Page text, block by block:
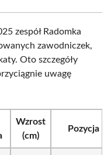
zespół Radomka
zawodniczek,
Oto szczegóły
uwagę
Wzrost
(cm)
Pozycja